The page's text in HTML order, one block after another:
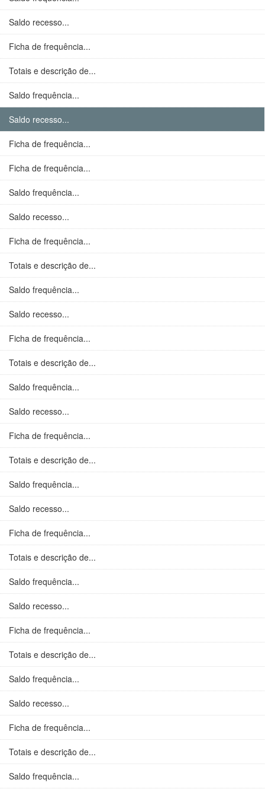
Saldo recesso...
Ficha de frequência...
Totais e descrição de...
Saldo frequência...
Saldo recesso...
Ficha de frequência...
Ficha de frequência...
Saldo frequência...
Saldo recesso...
Ficha de frequência...
Totais e descrição de...
Saldo frequência...
Saldo recesso...
Ficha de frequência...
Totais e descrição de...
Saldo frequência...
Saldo recesso...
Ficha de frequência...
Totais e descrição de...
Saldo frequência...
Saldo recesso...
Ficha de frequência...
Totais e descrição de...
Saldo frequência...
Saldo recesso...
Ficha de frequência...
Totais e descrição de...
Saldo frequência...
Saldo recesso...
Ficha de frequência...
Totais e descrição de...
Saldo frequência...